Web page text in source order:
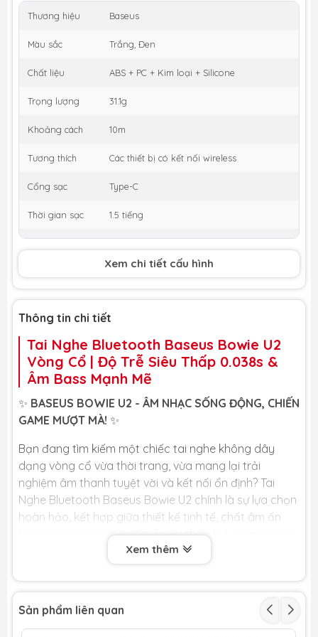
Thương hiệu Baseus
Màu sắc Trắng, Đen
Chất liệu ABS + PC + Kim loại + Silicone
Trọng lượng 31.1g
Khoảng cách 10m
Tương thích Các thiết bị có kết nối wireless
Cổng sạc Type-C
Thời gian sạc 1.5 tiếng
Xem chi tiết cấu hình
Thông tin chi tiết
Tai Nghe Bluetooth Baseus Bowie U2
Vòng Cổ | Độ Trễ Siêu Thấp 0.038s &
Âm Bass Mạnh Mẽ
✨ BASEUS BOWIE U2 - ÂM NHẠC SỐNG ĐỘNG, CHIẾN
GAME MƯỢT MÀ! ✨
Bạn đang tìm kiếm một chiếc tai nghe không dây
dạng vòng cổ vừa thời trang, vừa mang lại trải
nghiệm âm thanh tuyệt vời và kết nối ổn định? Tai
Nghe Bluetooth Baseus Bowie U2 chính là sự lựa chọn
hoàn hảo, kết hợp giữa thiết kế tinh tế, chất âm ấn
tượng và công nghệ độ trễ siêu thấp lý tưởng cho cả
nghe nhạc và chơi game.
🏆LỢI ÍCH CỐT LÕI DÀNH CHO BẠN🏆
🎮ĐỘ TRỄ SIÊU THẤP 0.038S - CHIẾN GAME KHÔNG
Xem thêm
Sản phẩm liên quan